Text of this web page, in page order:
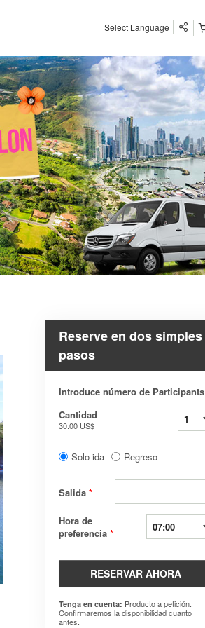
Select Language
Reserve en dos simples
pasos
Introduce número de Participants
Cantidad
30.00 US$
Solo ida Regreso
Salida *
Hora de
preferencia *
RESERVAR AHORA
Tenga en cuenta: Producto a petición.
Confirmaremos la disponibilidad cuanto
antes.